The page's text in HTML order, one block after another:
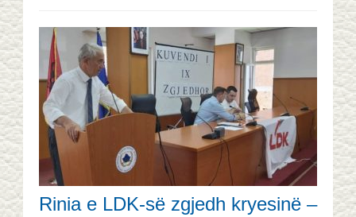
Rinia e LDK-së zgjedh kryesinë –